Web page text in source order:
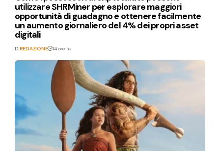
utilizzare SHRMiner per esplorare maggiori
opportunità di guadagno e ottenere facilmente
un aumento giornaliero del 4% dei propri asset
digitali
DiREDAZIONE 14 ore fa